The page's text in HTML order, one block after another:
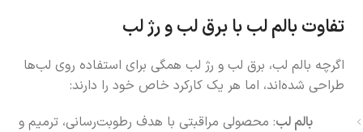
تفاوت بالم لب با برق لب و رژ لب
اگرچه بالم لب، برق لب و رژ لب همگی برای استفاده روی لب‌ها
طراحی شده‌اند، اما هر یک کارکرد خاص خود را دارند:
بالم لب: محصولی مراقبتی با هدف رطوبت‌رسانی، ترمیم و